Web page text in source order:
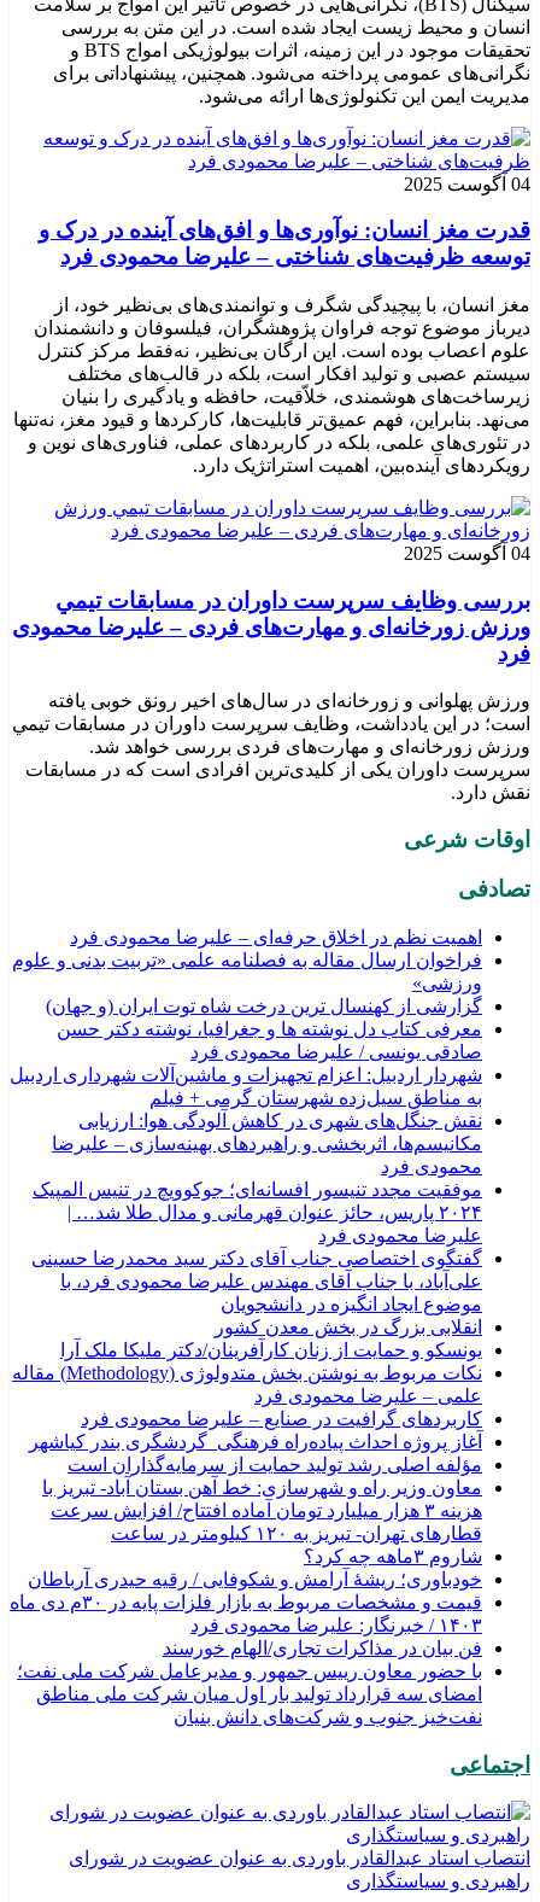
انسان و محیط زیست ایجاد شده است. در این متن به بررسی
تحقیقات موجود در این زمینه، اثرات بیولوژیکی امواج BTS و
نگرانی‌های عمومی پرداخته می‌شود. همچنین، پیشنهاداتی برای
مدیریت ایمن این تکنولوژی‌ها ارائه می‌شود.
04 آگوست 2025
قدرت مغز انسان: نوآوری‌ها و افق‌های آینده در درک و
توسعه ظرفیت‌های شناختی – علیرضا محمودی فرد
مغز انسان، با پیچیدگی شگرف و توانمندی‌های بی‌نظیر خود، از
دیرباز موضوع توجه فراوان پژوهشگران، فیلسوفان و دانشمندان
علوم اعصاب بوده است. این ارگان بی‌نظیر، نه‌فقط مرکز کنترل
سیستم عصبی و تولید افکار است، بلکه در قالب‌های مختلف
زیرساخت‌های هوشمندی، خلاّقیت، حافظه و یادگیری را بنیان
می‌نهد. بنابراین، فهم عمیق‌تر قابلیت‌ها، کارکردها و قیود مغز، نه‌تنها
در تئوری‌های علمی، بلکه در کاربردهای عملی، فناوری‌های نوین و
رویکردهای آینده‌بین، اهمیت استراتژیک دارد.
04 آگوست 2025
بررسی وظايف سرپرست داوران در مسابقات تیمي
ورزش زورخانه‌ای و مهارت‌های فردی – علیرضا محمودی
فرد
ورزش پهلوانی و زورخانه‌ای در سال‌های اخیر رونق خوبی یافته
است؛ در این یادداشت، وظایف سرپرست داوران در مسابقات تیمي
ورزش زورخانه‌ای و مهارت‌های فردی بررسی خواهد شد.
سرپرست داوران یکی از کلیدی‌ترین افرادی است که در مسابقات
نقش دارد.
اوقات شرعی
تصادفی
اهمیت نظم در اخلاق حرفه‌ای – علیرضا محمودی فرد
فراخوان ارسال مقاله به فصلنامه علمی «تربیت بدنی و علوم
ورزشی»
گزارشی از کهنسال ترین درخت شاه توت ایران (و جهان)
معرفی کتاب دل نوشته ها و جغرافیا، نوشته دکتر حسن
صادقی یونسی / علیرضا محمودی فرد
شهردار اردبیل: اعزام تجهیزات و ماشین‌آلات شهرداری اردبیل
به مناطق سیل‌زده شهرستان گرمی + فیلم
نقش جنگل‌های شهری در کاهش آلودگی هوا: ارزیابی
مکانیسم‌ها، اثربخشی و راهبردهای بهینه‌سازی – علیرضا
محمودی فرد
موفقیت مجدد تنیسور افسانه‌ای؛ جوکوویچ در تنیس المپیک
۲۰۲۴ پاریس، حائز عنوان قهرمانی و مدال طلا شد… |
علیرضا محمودی فرد
گفتگوی اختصاصی جناب آقای دکتر سید محمدرضا حسینی
علی‌آباد، با جناب آقای مهندس علیرضا محمودی فرد، با
موضوع ایجاد انگیزه در دانشجویان
انقلابی بزرگ در بخش معدن کشور
یونسکو و حمایت از زنان کارآفرینان/دکتر ملیکا ملک آرا
نکات مربوط به نوشتن بخش متدولوژی (Methodology) مقاله
علمی – علیرضا محمودی فرد
کاربردهای گرافیت در صنایع – علیرضا محمودی فرد
آغاز پروژه احداث پیاده‌راه فرهنگی_گردشگری بندر کیاشهر
مؤلفه اصلی رشد تولید حمایت از سرمایه‌گذاران است
معاون وزیر راه و شهرسازی: خط آهن بستان آباد- تبریز با
هزینه ۳ هزار میلیارد تومان آماده افتتاح/ افزایش سرعت
قطارهای تهران- تبریز به ۱۲۰ کیلومتر در ساعت
شاروم ۳ماهه چه کرد؟
خودباوری؛ ریشهٔ آرامش و شکوفایی / رقیه حیدری آرباطان
قیمت و مشخصات مربوط به بازار فلزات پایه در ۳۰م دی ماه
۱۴۰۳ / خبرنگار: علیرضا محمودی فرد
فن بیان در مذاکرات تجاری/الهام خورسند
با حضور معاون رییس جمهور و مدیرعامل شرکت ملی نفت؛
امضای سه قرارداد تولید بار اول میان شرکت ملی مناطق
نفت‌خیز جنوب و شرکت‌های دانش بنیان
اجتماعی
انتصاب استاد عبدالقادر باوردی به عنوان عضویت در شورای
راهبردی و سیاستگذاری